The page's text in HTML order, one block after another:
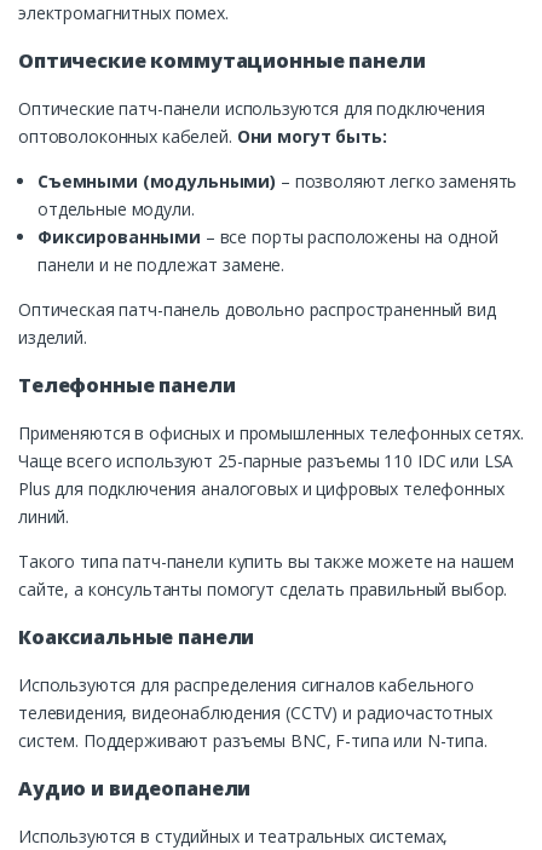
электромагнитных помех.
Оптические коммутационные панели
Оптические патч-панели используются для подключения
оптоволоконных кабелей. Они могут быть:
Съемными (модульными) – позволяют легко заменять
отдельные модули.
Фиксированными – все порты расположены на одной
панели и не подлежат замене.
Оптическая патч-панель довольно распространенный вид
изделий.
Телефонные панели
Применяются в офисных и промышленных телефонных сетях.
Чаще всего используют 25-парные разъемы 110 IDC или LSA
Plus для подключения аналоговых и цифровых телефонных
линий.
Такого типа патч-панели купить вы также можете на нашем
сайте, а консультанты помогут сделать правильный выбор.
Коаксиальные панели
Используются для распределения сигналов кабельного
телевидения, видеонаблюдения (CCTV) и радиочастотных
систем. Поддерживают разъемы BNC, F-типа или N-типа.
Аудио и видеопанели
Используются в студийных и театральных системах,